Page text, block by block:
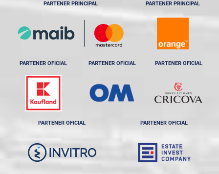
PARTENER PRINCIPAL PARTENER PRINCIPAL
PARTENER OFICIAL PARTENER OFICIAL PARTENER OFICIAL
PARTENER OFICIAL PARTENER OFICIAL